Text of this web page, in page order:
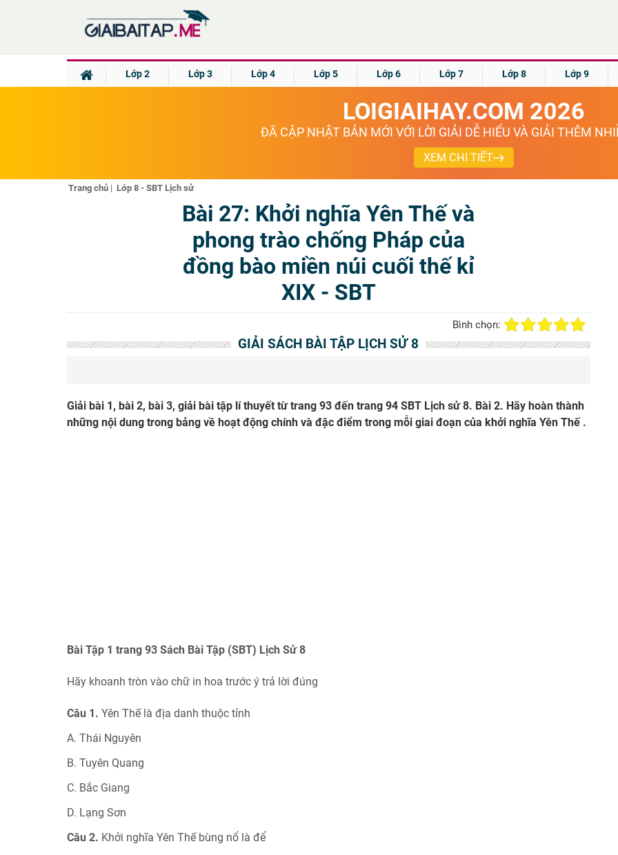
Lớp 2 Lớp 3 Lớp 4 Lớp 5 Lớp 6 Lớp 7 Lớp 8 Lớp 9
LOIGIAIHAY.COM 2026
ĐÃ CẬP NHẬT BẢN MỚI VỚI LỜI GIẢI DỄ HIỂU VÀ GIẢI THÊM
XEM CHI TIẾT
Trang chủ| Lớp 8 - SBT Lịch sử
Bài 27: Khởi nghĩa Yên Thế và
phong trào chống Pháp của
đồng bào miền núi cuối thế kỉ
XIX - SBT
Bình chọn:
GIẢI SÁCH BÀI TẬP LỊCH SỬ 8
Giải bài 1, bài 2, bài 3, giải bài tập lí thuyết từ trang 93 đến trang 94 SBT Lịch sử 8. Bài 2. Hãy hoàn thành
những nội dung trong bảng về hoạt động chính và đặc điểm trong mỗi giai đoạn của khởi nghĩa Yên Thế .
Bài Tập 1 trang 93 Sách Bài Tập (SBT) Lịch Sử 8
Hãy khoanh tròn vào chữ in hoa trước ý trả lời đúng
Câu 1. Yên Thế là địa danh thuộc tỉnh
A. Thái Nguyên
B. Tuyên Quang
C. Bắc Giang
D. Lạng Sơn
Câu 2. Khởi nghĩa Yên Thế bùng nổ là để